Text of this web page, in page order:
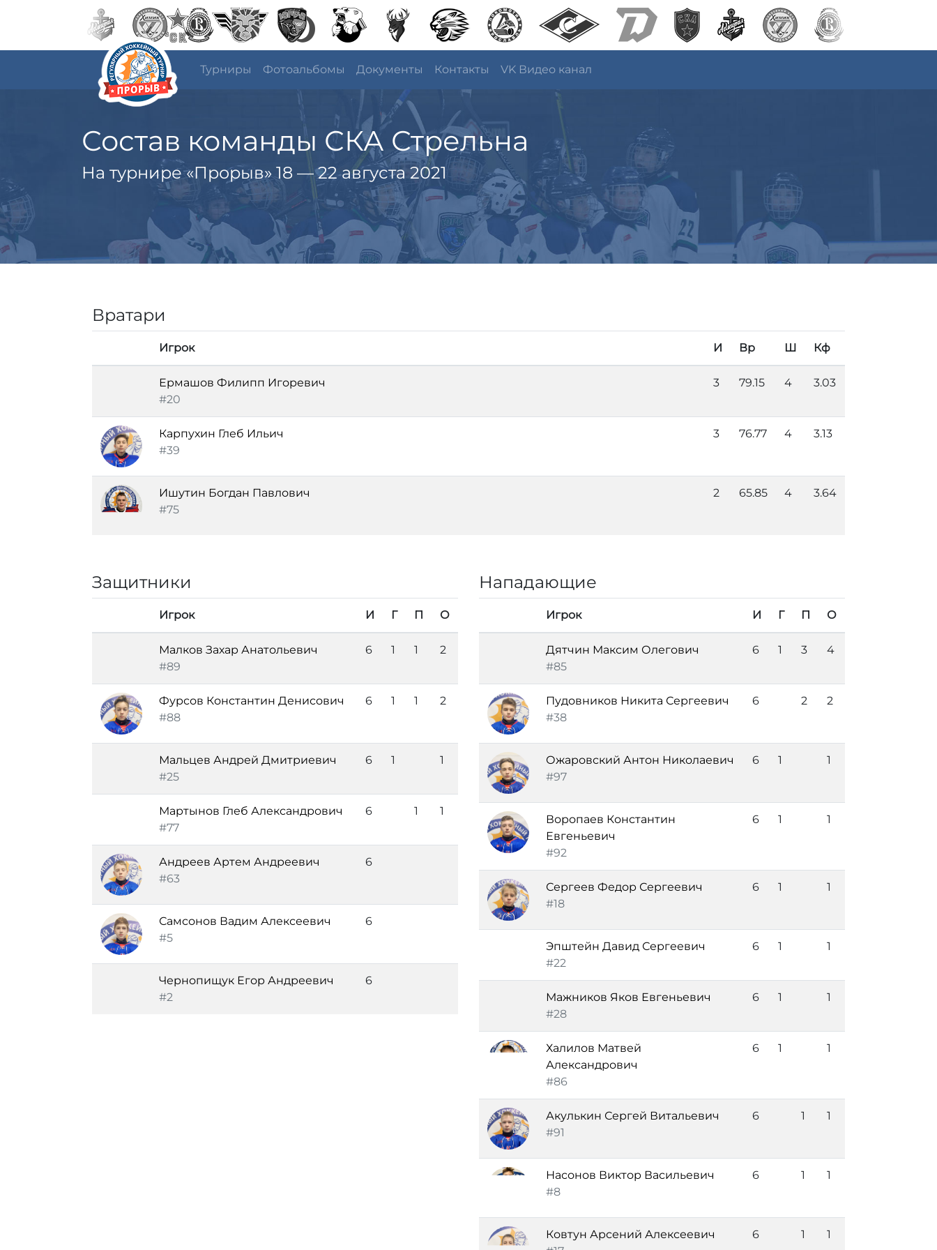
Турниры Фотоальбомы Документы Контакты VK Видео канал
Состав команды СКА Стрельна
На турнире «Прорыв» 18 — 22 августа 2021
Вратари
Игрок И Вр Ш Кф
Ермашов Филипп Игоревич
#20
3 79.15 4 3.03
Карпухин Глеб Ильич
#39
3 76.77 4 3.13
Ишутин Богдан Павлович
#75
2 65.85 4 3.64
Защитники
Игрок И Г П О
Малков Захар Анатольевич
#89
6 1 1 2
Фурсов Константин Денисович
#88
6 1 1 2
Мальцев Андрей Дмитриевич
#25
6 1 1
Мартынов Глеб Александрович
#77
6 1 1
Андреев Артем Андреевич
#63
6
Самсонов Вадим Алексеевич
#5
6
Чернопищук Егор Андреевич
#2
6
Нападающие
Игрок И Г П О
Дятчин Максим Олегович
#85
6 1 3 4
Пудовников Никита Сергеевич
#38
6 2 2
Ожаровский Антон Николаевич
#97
6 1 1
Воропаев Константин
Евгеньевич
#92
6 1 1
Сергеев Федор Сергеевич
#18
6 1 1
Эпштейн Давид Сергеевич
#22
6 1 1
Мажников Яков Евгеньевич
#28
6 1 1
Халилов Матвей
Александрович
#86
6 1 1
Акулькин Сергей Витальевич
#91
6 1 1
Насонов Виктор Васильевич
#8
6 1 1
Ковтун Арсений Алексеевич
6 1 1